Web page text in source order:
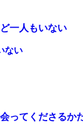
ない